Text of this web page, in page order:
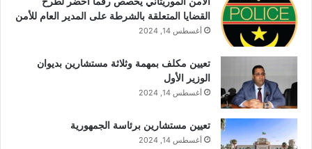
القضايا المتعلقة بالشرطة على المدير العام للأمن
أغسطس 14, 2024
تعيين مكلف بمهمة وثلاثة مستشارين بديوان
الوزير الأول
أغسطس 14, 2024
تعيين مستشارين برئاسة الجمهورية
أغسطس 14, 2024